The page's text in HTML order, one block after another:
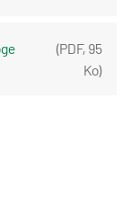
(PDF, 95
Ko)